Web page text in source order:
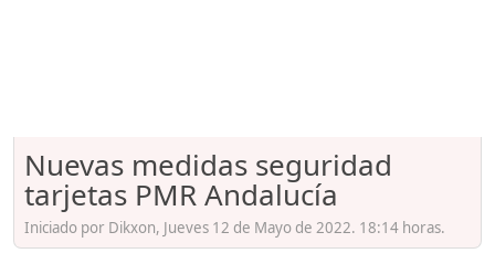
Nuevas medidas seguridad
tarjetas PMR Andalucía
Iniciado por Dikxon, Jueves 12 de Mayo de 2022. 18:14 horas.